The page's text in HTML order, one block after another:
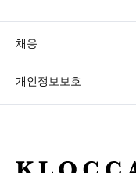
채용
개인정보보호
K